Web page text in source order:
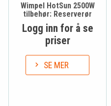
Wimpel HotSun 2500W
tilbehør: Reserverør
Logg inn for å se
priser
SE MER